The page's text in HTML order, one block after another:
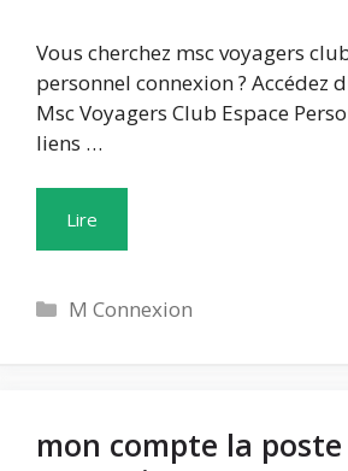
Vous cherchez msc voyagers
personnel connexion ? Accédez
Msc Voyagers Club Espace
liens …
Lire
Catégories
M Connexion
mon compte la